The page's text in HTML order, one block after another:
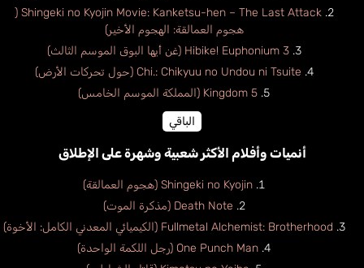
Shingeki no Kyojin Movie: Kanketsu-hen – The Last Attack (
هجوم العمالقة: الهجوم الأخير)
Hibike! Euphonium 3 (غن أيها البوق الموسم الثالث)
Chi.: Chikyuu no Undou ni Tsuite (حول تحركات الأرض)
Kingdom 5 (المملكة الموسم الخامس)
الباقي
أنميات وأفلام الأكثر شعبية وشهرة على الإطلاق
Shingeki no Kyojin (هجوم العمالقة)
Death Note (مذكرة الموت)
Fullmetal Alchemist: Brotherhood (الكيميائي المعدني الكامل: الأخوة)
One Punch Man (رجل اللكمة الواحدة)